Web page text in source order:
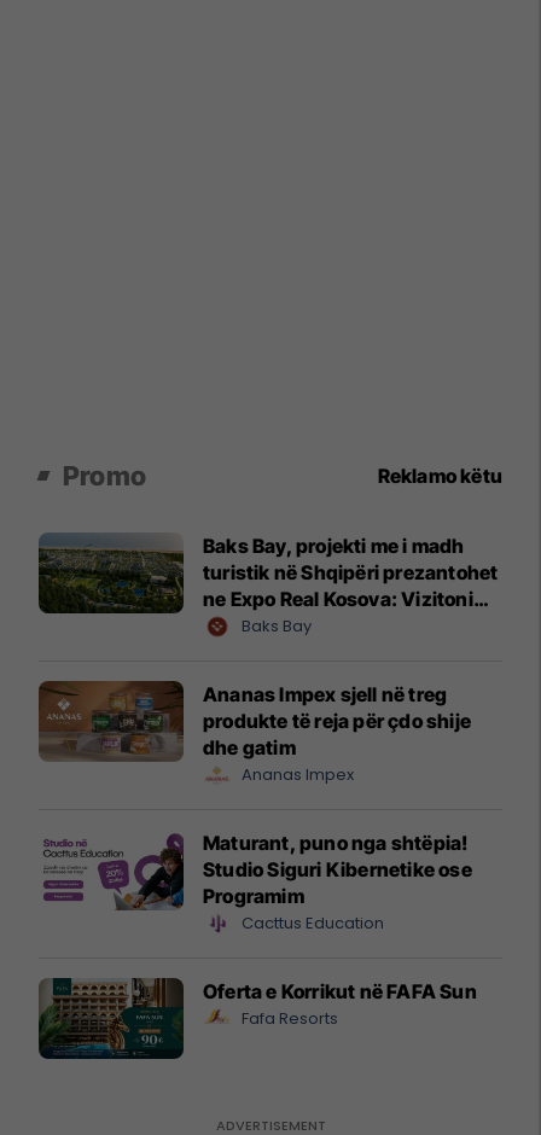
Promo Reklamo këtu
Baks Bay, projekti me i madh
turistik në Shqipëri prezantohet
ne Expo Real Kosova: Vizitoni
shtandin dhe zbuloni
Baks Bay
Ananas Impex sjell në treg
produkte të reja për çdo shije
dhe gatim
Ananas Impex
Maturant, puno nga shtëpia!
Studio Siguri Kibernetike ose
Programim
Cacttus Education
Oferta e Korrikut në FAFA Sun
Fafa Resorts